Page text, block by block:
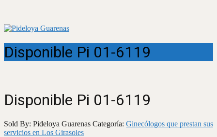
Disponible Pi 01-6119
Disponible Pi 01-6119
Sold By: Pideloya Guarenas Categoría: Ginecólogos que prestan sus
servicios en Los Girasoles